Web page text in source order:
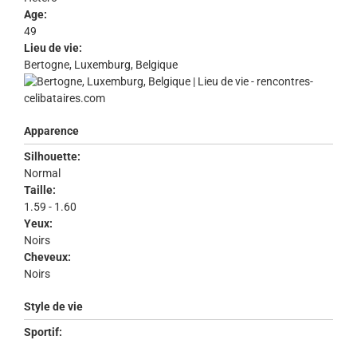
Age:
49
Lieu de vie:
Bertogne, Luxemburg, Belgique
Apparence
Silhouette:
Normal
Taille:
1.59 - 1.60
Yeux:
Noirs
Cheveux:
Noirs
Style de vie
Sportif: